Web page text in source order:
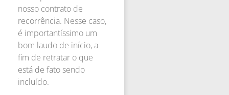
nosso contrato de
recorrência. Nesse caso,
é importantíssimo um
bom laudo de início, a
fim de retratar o que
está de fato sendo
incluído.